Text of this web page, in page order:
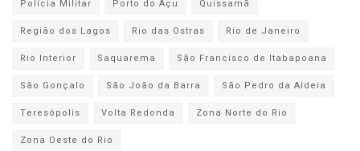
Polícia Militar
Porto do Açu
Quissamã
Região dos Lagos
Rio das Ostras
Rio de Janeiro
Rio Interior
Saquarema
São Francisco de Itabapoana
São Gonçalo
São João da Barra
São Pedro da Aldeia
Teresópolis
Volta Redonda
Zona Norte do Rio
Zona Oeste do Rio